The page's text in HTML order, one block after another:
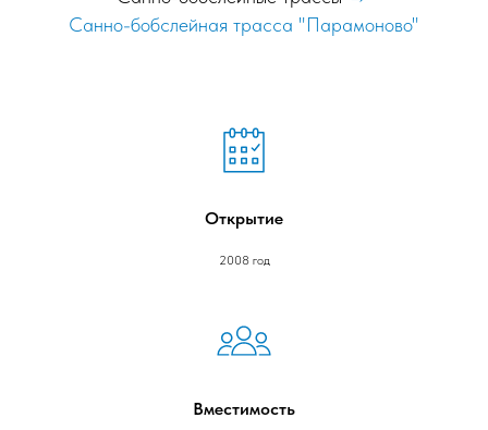
Санно-бобслейная трасса "Парамоново"
Открытие
2008 год
Вместимость